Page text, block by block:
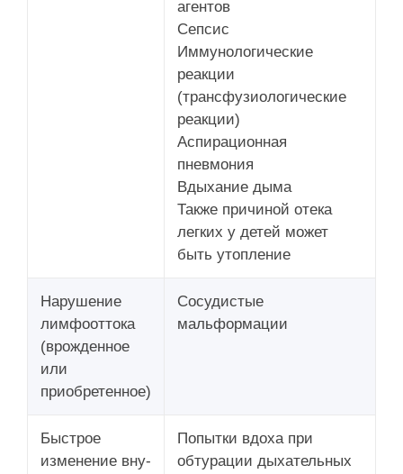
агентов
Сепсис
Иммунологические
реакции
(трансфузиологические
реакции)
Аспирационная
пневмония
Вдыхание дыма
Также причиной отека
легких у детей может
быть утопление
Нарушение
лимфооттока
(врожденное
или
приобретенное)
Сосудистые
мальформации
Быстрое
изменение вну-
Попытки вдоха при
обтурации дыхательных